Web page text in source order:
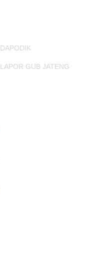
DAPODIK
LAPOR GUB JATENG